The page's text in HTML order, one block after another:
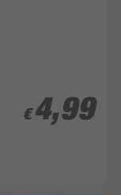
€ 4,99
€ 4,99